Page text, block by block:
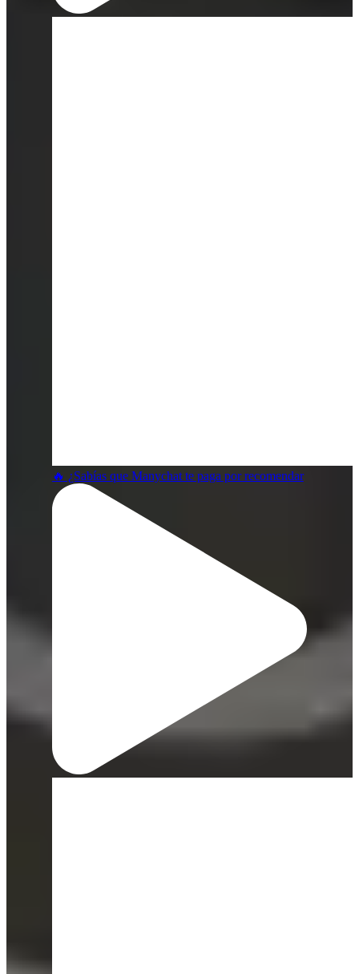
🔥 ¿Sabías que Manychat te paga por recomendar